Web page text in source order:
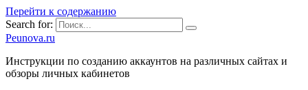
Перейти к содержанию
Search for:
Peunova.ru
Инструкции по созданию аккаунтов на различных сайтах и
обзоры личных кабинетов